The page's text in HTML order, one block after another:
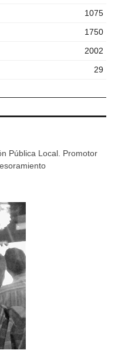
1075
1750
2002
29
Pública Local. Promotor